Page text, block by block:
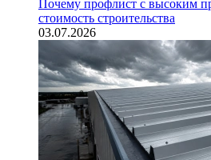
Почему профлист с высоким
стоимость строительства
03.07.2026